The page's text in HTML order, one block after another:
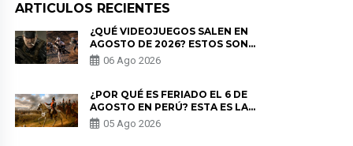
ARTICULOS RECIENTES
¿QUÉ VIDEOJUEGOS SALEN EN
AGOSTO DE 2026? ESTOS SON
LOS ESTRENOS MÁS ESPERADOS
06 Ago 2026
¿POR QUÉ ES FERIADO EL 6 DE
AGOSTO EN PERÚ? ESTA ES LA
HISTORIA
05 Ago 2026